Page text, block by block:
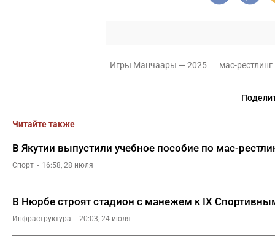
Игры Манчаары — 2025 мас-рестлинг
Читайте также
В Якутии выпустили учебное пособие по мас-
Спорт 16:58, 28 июля
В Нюрбе строят стадион с манежем к IX
Инфраструктура 20:03, 24 июля